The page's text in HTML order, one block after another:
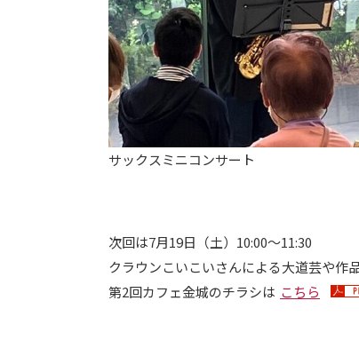
サックスミニコンサート
次回は7月19日（土）10:00～11:30
クラウンこいこいさんによる大道芸や作
第2回カフェ金城のチラシは こちら